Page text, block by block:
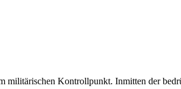
militärischen Kontrollpunkt. Inmitten der